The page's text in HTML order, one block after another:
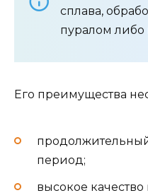
сплава,
пуралом либо
Его преимущества
период;
высокое